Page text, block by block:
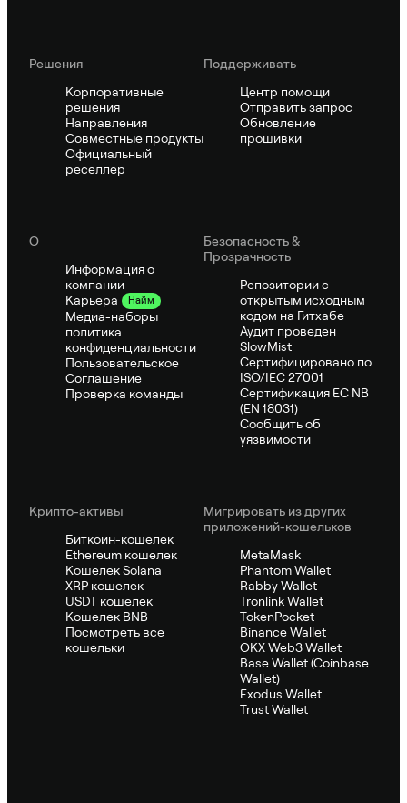
Решения
Корпоративные
решения
Направления
Совместные продукты
Официальный
реселлер
Поддерживать
Центр помощи
Отправить запрос
Обновление
прошивки
О
Информация о
компании
Карьера
Найм
Медиа-наборы
политика
конфиденциальности
Пользовательское
Соглашение
Проверка команды
Безопасность &
Прозрачность
Репозитории с
открытым исходным
кодом на Гитхабе
Аудит проведен
SlowMist
Сертифицировано по
ISO/IEC 27001
Сертификация ЕС NB
(EN 18031)
Сообщить об
уязвимости
Крипто-активы
Биткоин-кошелек
Ethereum кошелек
Кошелек Solana
XRP кошелек
USDT кошелек
Кошелек BNB
Посмотреть все
кошельки
Мигрировать из других
приложений-кошельков
MetaMask
Phantom Wallet
Rabby Wallet
Tronlink Wallet
TokenPocket
Binance Wallet
OKX Web3 Wallet
Base Wallet (Coinbase
Wallet)
Exodus Wallet
Trust Wallet